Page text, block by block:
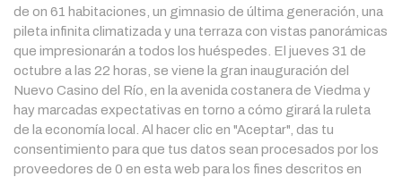
de on 61 habitaciones, un gimnasio de última generación, una
pileta infinita climatizada y una terraza con vistas panorámicas
que impresionarán a todos los huéspedes. El jueves 31 de
octubre a las 22 horas, se viene la gran inauguración del
Nuevo Casino del Río, en la avenida costanera de Viedma y
hay marcadas expectativas en torno a cómo girará la ruleta
de la economía local. Al hacer clic en "Aceptar", das tu
consentimiento para que tus datos sean procesados por los
proveedores de 0 en esta web para los fines descritos en